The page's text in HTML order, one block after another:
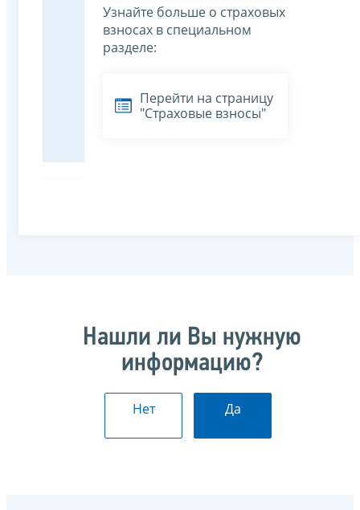
Узнайте больше о страховых
взносах в специальном
разделе:
Перейти на страницу
"Страховые взносы"
Нашли ли Вы нужную
информацию?
Нет Да